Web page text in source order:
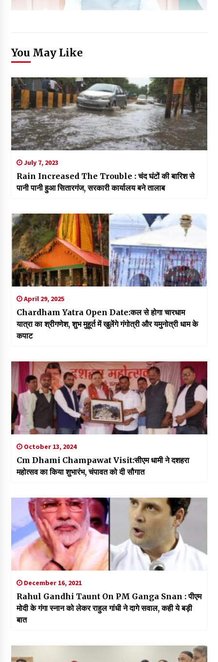
You May Like
July 7, 2023
Rain Increased The Trouble : चंद घंटों की बारिश से
पानी पानी हुआ सितारगंज, सरकारी कार्यालय बने तालाब
April 29, 2025
Chardham Yatra Open Date:कल से होगा चारधाम
यात्रा का श्रीगणेश, शुभ मुहूर्त में खुलेंगे गंगोत्री और यमुनोत्री धाम के
कपाट
October 13, 2024
Cm Dhami Champawat Visit:सीएम धामी ने दशहरा
महोत्सव का किया शुभारंभ, चंपावत को दी सौगात
December 16, 2021
Rahul Gandhi Taunt On PM Ganga Snan : पीएम
मोदी के गंगा स्नान को लेकर राहुल गांधी ने दागे सवाल, कही ये बड़ी
बात